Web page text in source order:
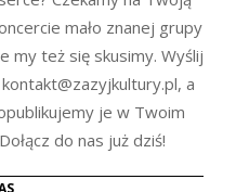
mało znanej grupy
my też się skusimy. Wyślij
a
je w Twoim
do nas już dziś!